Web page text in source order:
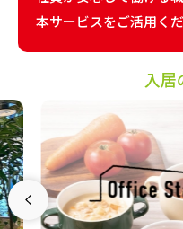
本サービスをご活用くだ
入居